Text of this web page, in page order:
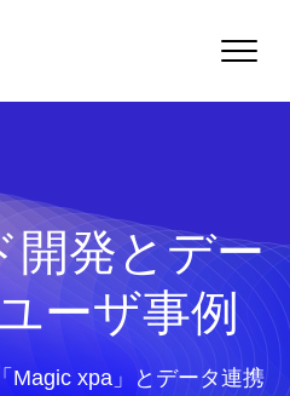
Toggle
開発とデー
ーザ事例
Magic xpa」とデータ連携